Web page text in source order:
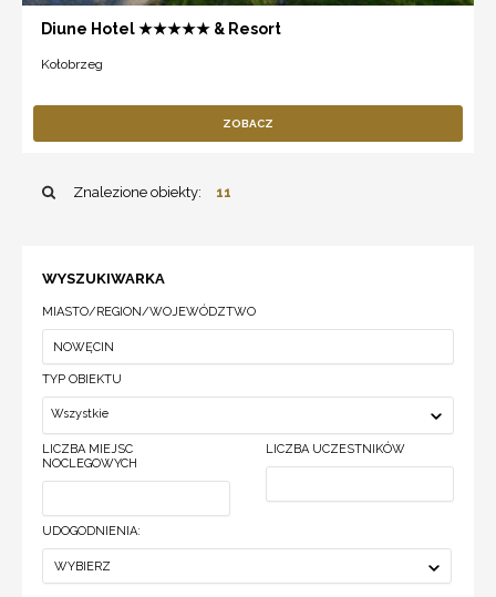
Diune Hotel ★★★★★ & Resort
Kołobrzeg
ZOBACZ
Znalezione obiekty: 11
WYSZUKIWARKA
MIASTO/REGION/WOJEWÓDZTWO
TYP OBIEKTU
Wszystkie
LICZBA MIEJSC
NOCLEGOWYCH
LICZBA UCZESTNIKÓW
UDOGODNIENIA:
WYBIERZ